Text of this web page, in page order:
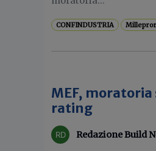
CONFINDUSTRIA
MEF, moratoria
rating
Redazione Build